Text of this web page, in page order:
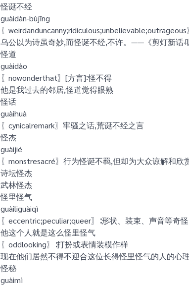
怪诞不经
guàidàn-bùjīng
〖
乌公以为诗虽奇妙,而怪诞不经,不许。——《剪灯新话·
怪道
guàidào
〖nowonderthat〗[方言]∶怪不得
他是我过去的邻居,怪道觉得眼熟
怪话
guàihuà
〖cynicalremark〗牢骚之话,荒诞不经之言
怪杰
guàijié
〖monstresacré〗行为怪诞不羁,但却为大众谅解和欣
诗坛怪杰
武林怪杰
怪里怪气
guàiliguàiqì
〖eccentric;peculiar;queer〗∶形状、装束、声音等奇
他这个人就是这么怪里怪气
〖oddlooking〗∶打扮或表情装模作样
现在他们居然不得不迎合这位长得怪里怪气的人的心
怪秘
guàimì